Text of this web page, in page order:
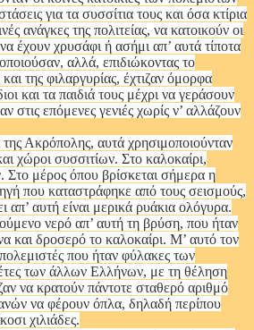
για τα συσσίτια τους και όσα κτίρια
ανάγκες της πολιτείας, να κατοικούν οι
να έχουν χρυσάφι ή ασήμι απ’ αυτά τίποτα
αλλά, επιδιώκοντας το
της φιλαργυρίας, έχτιζαν όμορφα
και τα παιδιά τους μέχρι να γεράσουν
στις επόμενες γενιές χωρίς ν’ αλλάζουν
Ακρόπολης, αυτά χρησιμοποιούνταν
χώροι συσσιτίων. Στο καλοκαίρι,
Στο μέρος όπου βρίσκεται σήμερα η
που καταστράφηκε από τους σεισμούς,
απ’ αυτή είναι μερικά ρυάκια ολόγυρα.
νερό απ’ αυτή τη βρύση, που ήταν
και δροσερό το καλοκαίρι. Μ’ αυτό τον
που ήταν φύλακες των
των άλλων Ελλήνων, με τη θέληση
να κρατούν πάντοτε σταθερό αριθμό
να φέρουν όπλα, δηλαδή περίπου
χιλιάδες.